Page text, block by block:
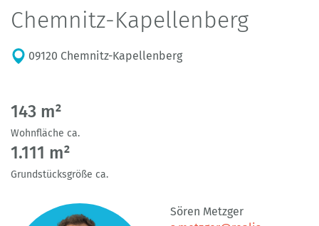
Chemnitz-Kapellenberg
09120 Chemnitz-Kapellenberg
143 m²
Wohnfläche ca.
1.111 m²
Grundstücksgröße ca.
Sören Metzger